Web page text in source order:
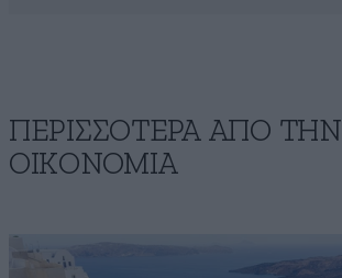
ΠΕΡΙΣΣΟΤΕΡΑ ΑΠΟ ΤΗΝ
ΟΙΚΟΝΟΜΙΑ